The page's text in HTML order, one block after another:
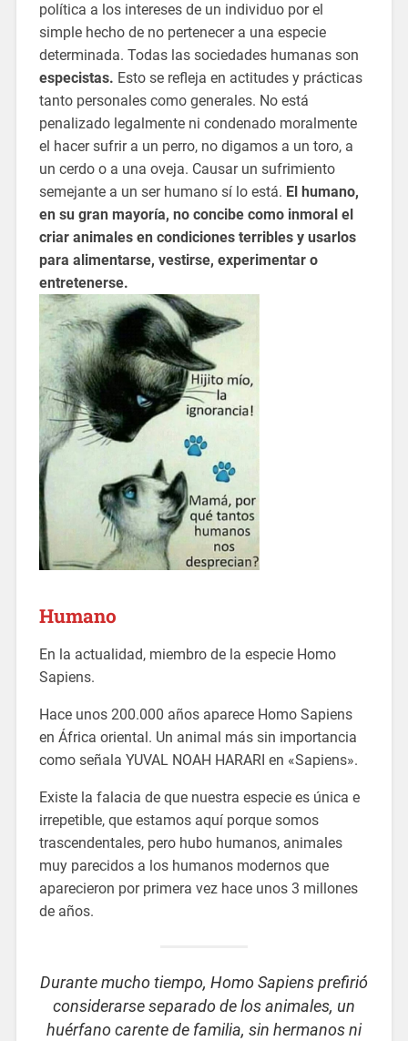
política a los intereses de un individuo por el
simple hecho de no pertenecer a una especie
determinada. Todas las sociedades humanas son
especistas. Esto se refleja en actitudes y prácticas
tanto personales como generales. No está
penalizado legalmente ni condenado moralmente
el hacer sufrir a un perro, no digamos a un toro, a
un cerdo o a una oveja. Causar un sufrimiento
semejante a un ser humano sí lo está. El humano,
en su gran mayoría, no concibe como inmoral el
criar animales en condiciones terribles y usarlos
para alimentarse, vestirse, experimentar o
entretenerse.
Humano
En la actualidad, miembro de la especie Homo
Sapiens.
Hace unos 200.000 años aparece Homo Sapiens
en África oriental. Un animal más sin importancia
como señala YUVAL NOAH HARARI en «Sapiens».
Existe la falacia de que nuestra especie es única e
irrepetible, que estamos aquí porque somos
trascendentales, pero hubo humanos, animales
muy parecidos a los humanos modernos que
aparecieron por primera vez hace unos 3 millones
de años.
Durante mucho tiempo, Homo Sapiens prefirió
considerarse separado de los animales, un
huérfano carente de familia, sin hermanos ni